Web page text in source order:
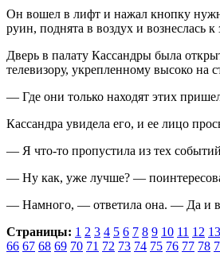
Он вошел в лифт и нажал кнопку
руин, поднята в воздух и вознеслась
Дверь в палату Кассандры была
телевизору, укрепленному высоко на
— Где они только находят этих
Кассандра увидела его, и ее лицо
— Я что-то пропустила из тех
— Ну как, уже лучше? —
— Намного, — ответила она. — Да и
Страницы: 1 2 3 4 5 6 7 8 9 10 11 12 13
66 67 68 69 70 71 72 73 74 75 76 77 78